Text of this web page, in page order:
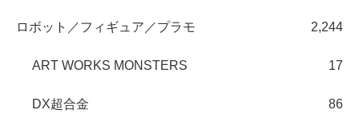
ロボット／フィギュア／プラモ 2,244
ART WORKS MONSTERS 17
DX超合金 86